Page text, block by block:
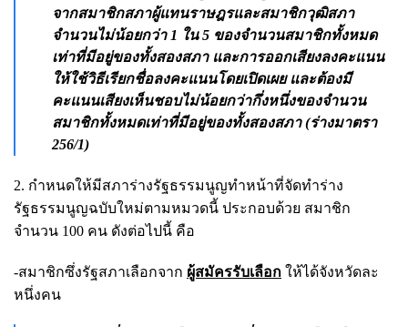
จากสมาชิกสภาผู้แทนราษฎรและสมาชิกวุฒิสภา
จำนวนไม่น้อยกว่า 1 ใน 5 ของจำนวนสมาชิกทั้งหมด
เท่าที่มีอยู่ของทั้งสองสภา และการออกเสียงลงคะแนน
ให้ใช้วิธีเรียกชื่อลงคะแนนโดยเปิดเผย และต้องมี
คะแนนเสียงเห็นชอบไม่น้อยกว่ากึ่งหนึ่งของจำนวน
สมาชิกทั้งหมดเท่าที่มีอยู่ของทั้งสองสภา (ร่างมาตรา
256/1)
2. กำหนดให้มีสภาร่างรัฐธรรมนูญทำหน้าที่จัดทำร่าง
รัฐธรรมนูญฉบับใหม่ตามหมวดนี้ ประกอบด้วย สมาชิก
จำนวน 100 คน ดังต่อไปนี้ คือ
-สมาชิกซึ่งรัฐสภาเลือกจาก ผู้สมัครรับเลือก ให้ได้จังหวัดละ
หนึ่งคน